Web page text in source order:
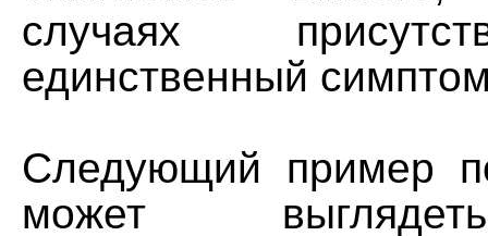
случаях
единственный
Следующий пример
может